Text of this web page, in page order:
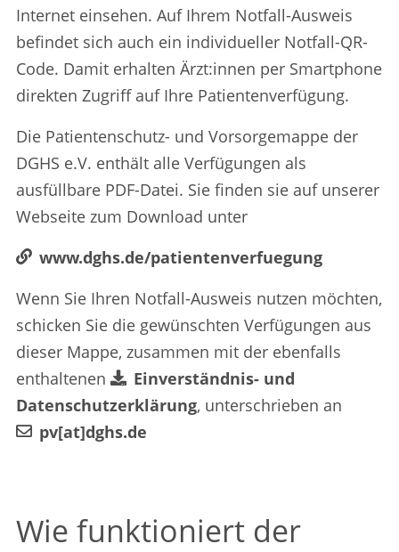
Internet einsehen. Auf Ihrem Notfall-Ausweis
befindet sich auch ein individueller Notfall-QR-
Code. Damit erhalten Ärzt:innen per Smartphone
direkten Zugriff auf Ihre Patientenverfügung.
Die Patientenschutz- und Vorsorgemappe der
DGHS e.V. enthält alle Verfügungen als
ausfüllbare PDF-Datei. Sie finden sie auf unserer
Webseite zum Download unter
www.dghs.de/patientenverfuegung
Wenn Sie Ihren Notfall-Ausweis nutzen möchten,
schicken Sie die gewünschten Verfügungen aus
dieser Mappe, zusammen mit der ebenfalls
enthaltenen
Einverständnis- und
Datenschutzerklärung, unterschrieben an
pv[at]dghs.de
Wie funktioniert der